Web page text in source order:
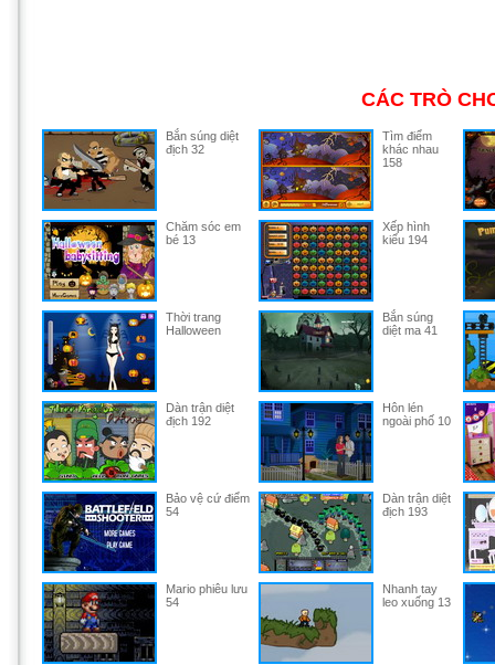
CÁC TRÒ
Bắn súng diệt
địch 32
Tìm điểm
khác nhau
158
Chăm sóc em
bé 13
Xếp hình
kiểu 194
Thời trang
Halloween
Bắn súng
diệt ma 41
Dàn trận diệt
địch 192
Hôn lén
ngoài phố 10
Bảo vệ cứ điểm
54
Dàn trận diệt
địch 193
Mario phiêu lưu
54
Nhanh tay
leo xuống 13